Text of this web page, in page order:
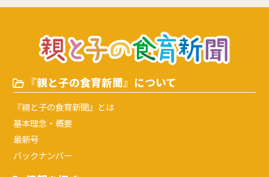
『親と子の食育新聞』について
『親と子の食育新聞』とは
基本理念・概要
最新号
バックナンバー